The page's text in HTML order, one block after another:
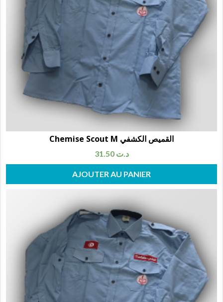
Chemise Scout M القميص الكشفي
31.50 د.ت
AJOUTER AU PANIER